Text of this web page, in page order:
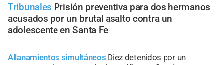
Tribunales Prisión preventiva para dos hermanos
acusados por un brutal asalto contra un
adolescente en Santa Fe
Allanamientos simultáneos Diez detenidos por un